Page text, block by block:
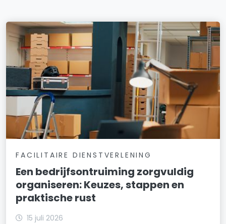
FACILITAIRE DIENSTVERLENING
Een bedrijfsontruiming zorgvuldig
organiseren: Keuzes, stappen en
praktische rust
15 juli 2026